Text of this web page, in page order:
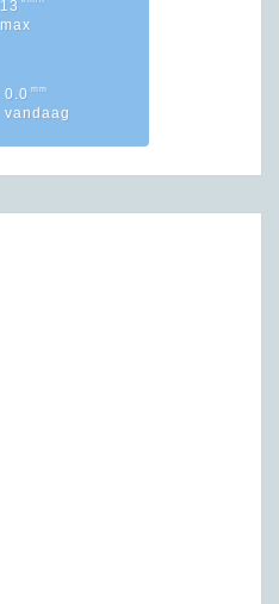
13
max
0.0 mm
vandaag